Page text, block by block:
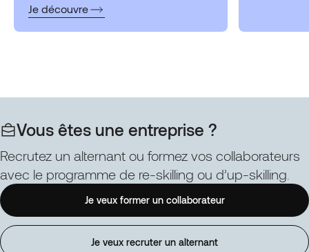
Je découvre
:
RPI
et
avant
projet
de
programme
Vous êtes une entreprise ?
Recrutez un alternant ou formez vos collaborateurs
avec le programme de re-skilling ou d’up-skilling.
Je veux former un collaborateur
Je veux recruter un alternant